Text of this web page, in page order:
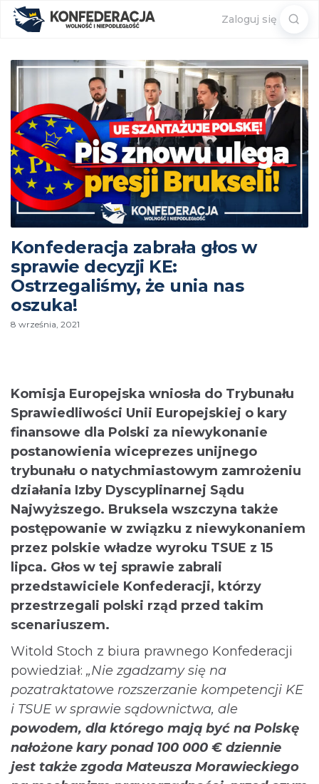
Zaloguj się
Konfederacja zabrała głos w
sprawie decyzji KE:
Ostrzegaliśmy, że unia nas
oszuka!
8 września, 2021
Komisja Europejska wniosła do Trybunału
Sprawiedliwości Unii Europejskiej o kary
finansowe dla Polski za niewykonanie
postanowienia wiceprezes unijnego
trybunału o natychmiastowym zamrożeniu
działania Izby Dyscyplinarnej Sądu
Najwyższego. Bruksela wszczyna także
postępowanie w związku z niewykonaniem
przez polskie władze wyroku TSUE z 15
lipca. Głos w tej sprawie zabrali
przedstawiciele Konfederacji, którzy
przestrzegali polski rząd przed takim
scenariuszem.
Witold Stoch z biura prawnego Konfederacji
powiedział: „Nie zgadzamy się na
pozatraktatowe rozszerzanie kompetencji KE
i TSUE w sprawie sądownictwa, ale
powodem, dla którego mają być na Polskę
nałożone kary ponad 100 000 € dziennie
jest także zgoda Mateusza Morawieckiego